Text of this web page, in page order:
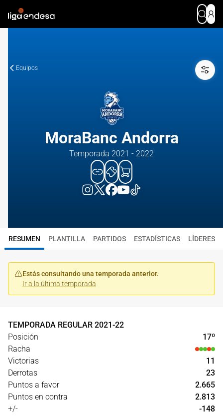
Equipos
MoraBanc Andorra
Temporada 2021 - 2022
RESUMEN PLANTILLA PARTIDOS ESTADÍSTICAS LÍDERES
Estás consultando una temporada anterior.
Ir a la última temporada
TEMPORADA REGULAR 2021-22
Posición
17º
Racha
Victorias
11
Derrotas
23
Puntos a favor
2.665
Puntos en contra
2.813
+/-
-148